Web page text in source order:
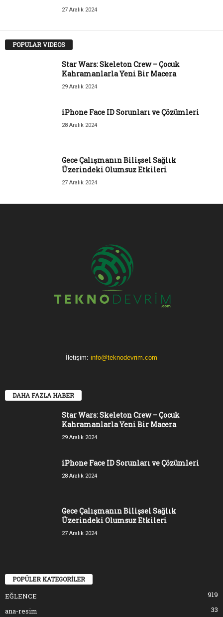
27 Aralık 2024
POPULAR VIDEOS
Star Wars: Skeleton Crew – Çocuk
Kahramanlarla Yeni Bir Macera
29 Aralık 2024
iPhone Face ID Sorunları ve Çözümleri
28 Aralık 2024
Gece Çalışmanın Bilişsel Sağlık
Üzerindeki Olumsuz Etkileri
27 Aralık 2024
İletişim: info@teknodevrim.com
DAHA FAZLA HABER
Star Wars: Skeleton Crew – Çocuk
Kahramanlarla Yeni Bir Macera
29 Aralık 2024
iPhone Face ID Sorunları ve Çözümleri
28 Aralık 2024
Gece Çalışmanın Bilişsel Sağlık
Üzerindeki Olumsuz Etkileri
27 Aralık 2024
POPÜLER KATEGORİLER
EĞLENCE
919
ana-resim
33